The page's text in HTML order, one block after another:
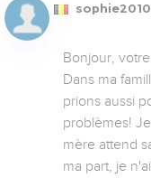
sophie2010
Bonjour,
Dans ma
prions aussi
problèmes!
mère attend
ma part, je